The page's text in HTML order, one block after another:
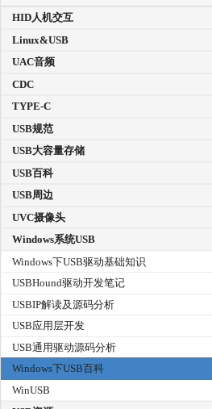
HID人机交互
Linux&USB
UAC音频
CDC
TYPE-C
USB规范
USB大容量存储
USB百科
USB周边
UVC摄像头
Windows系统USB
Windows下USB驱动基础知识
USBHound驱动开发笔记
USBIP解读及源码分析
USB应用层开发
USB通用驱动源码分析
Windows下USB百科
WinUSB